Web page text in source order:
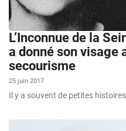
L’Inconnue de la
a donné son visage
secourisme
25 juin 2017
Il y a souvent de petites